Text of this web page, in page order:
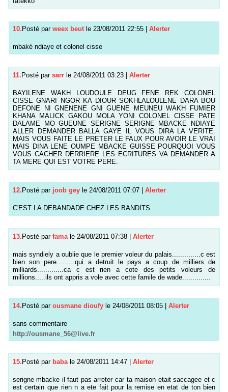
10. Posté par weex beut le 23/08/2011 22:55 Alerter
mbaké ndiaye et colonel cisse
11. Posté par sarr le 24/08/2011 03:23 Alerter
BAYILENE WAKH LOUDOULE DEUG FENE REK COLONEL
CISSE GNARI NGOR KA DIOUR SOKHLALOULENE DARA BOU
DEFONE NI GNENENE GNI GUENE MEUNEU WAKH FUMIER
KHANA MALICK GAKOU MOLA YONI COLONEL CISSE PATE
DALAME MO GUEUNE SERIGNE SERIGNE MBACKE NDIAYE
ALLER DEMANDER BALLA GAYE IL VOUS DIRA LA VERITE.
MAIS VOUS FAITE LE PRETER LE FAUX POUR AVOIR LE VRAI
MAIS DINA LENE OUMPE MBACKE GUISSE POURQUOI VOUS
VOUS CACHER DERRIERE LES ECRITURES VA DEMANDER A
TA MERE QUI EST VOTRE PERE.
12. Posté par joob gey le 24/08/2011 07:07 Alerter
C'EST LA DEBANDADE CHEZ LES BANDITS
13. Posté par fama le 24/08/2011 07:38 Alerter
mais syndiely a oublie que le premier voleur du palais..............c est
bien son pere.........qui a detruit le pays a coup de milliers de
milliards.............ca c est rien a cote des petits voleurs de
millions.....ils ont appris a vole avec cette famile de wade..............
14.Posté par ousmane dioufy le 24/08/2011 08:05 | Alerter
sans commentaire
http://ousmane_56@live.fr
15. Posté par baba le 24/08/2011 14:47 Alerter
serigne mbacke il faut pas arreter car ta maison etait saccagee et c
est certain que rien n a ete fait pour la remise en etat de ton bien